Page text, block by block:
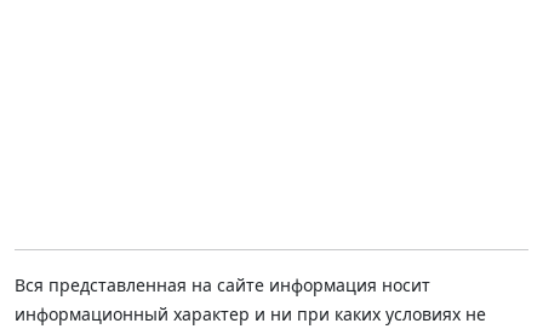
Вся представленная на сайте информация носит
информационный характер и ни при каких условиях не